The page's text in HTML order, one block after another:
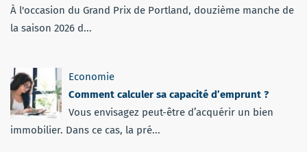
À l'occasion du Grand Prix de Portland, douzième manche de
la saison 2026 d...
Economie
Comment calculer sa capacité d’emprunt ?
Vous envisagez peut-être d’acquérir un bien
immobilier. Dans ce cas, la pré...